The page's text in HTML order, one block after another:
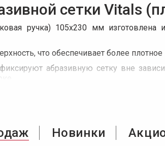
сетки Vitals
ручка) 105х230 мм
что обеспечивает более
абразивную сетку вне
что обеспечивает комфорт в
Новинки